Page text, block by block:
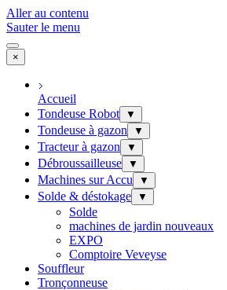
Aller au contenu
Sauter le menu
×
Accueil
Tondeuse Robot
▼
Tondeuse à gazon ▼
Tracteur à gazon ▼
Débroussailleuse ▼
Machines sur Accu ▼
Solde & déstokage ▼
Solde
machines de jardin nouveaux
EXPO
Comptoire Veveyse
Souffleur
Tronçonneuse